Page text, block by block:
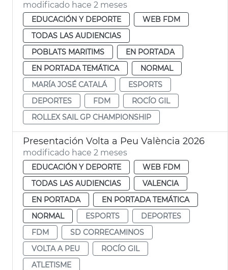
modificado hace 2 meses
EDUCACIÓN Y DEPORTE
WEB FDM
TODAS LAS AUDIENCIAS
POBLATS MARITIMS
EN PORTADA
EN PORTADA TEMÁTICA
NORMAL
MARÍA JOSÉ CATALÁ
ESPORTS
DEPORTES
FDM
ROCÍO GIL
ROLLEX SAIL GP CHAMPIONSHIP
Presentación Volta a Peu València 2026
modificado hace 2 meses
EDUCACIÓN Y DEPORTE
WEB FDM
TODAS LAS AUDIENCIAS
VALENCIA
EN PORTADA
EN PORTADA TEMÁTICA
NORMAL
ESPORTS
DEPORTES
FDM
SD CORRECAMINOS
VOLTA A PEU
ROCÍO GIL
ATLETISME